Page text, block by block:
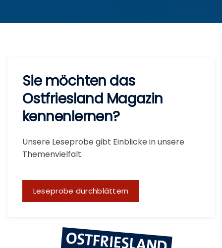
Sie möchten das
Ostfriesland Magazin
kennenlernen?
Unsere Leseprobe gibt Einblicke in unsere
Themenvielfalt.
Leseprobe durchblättern